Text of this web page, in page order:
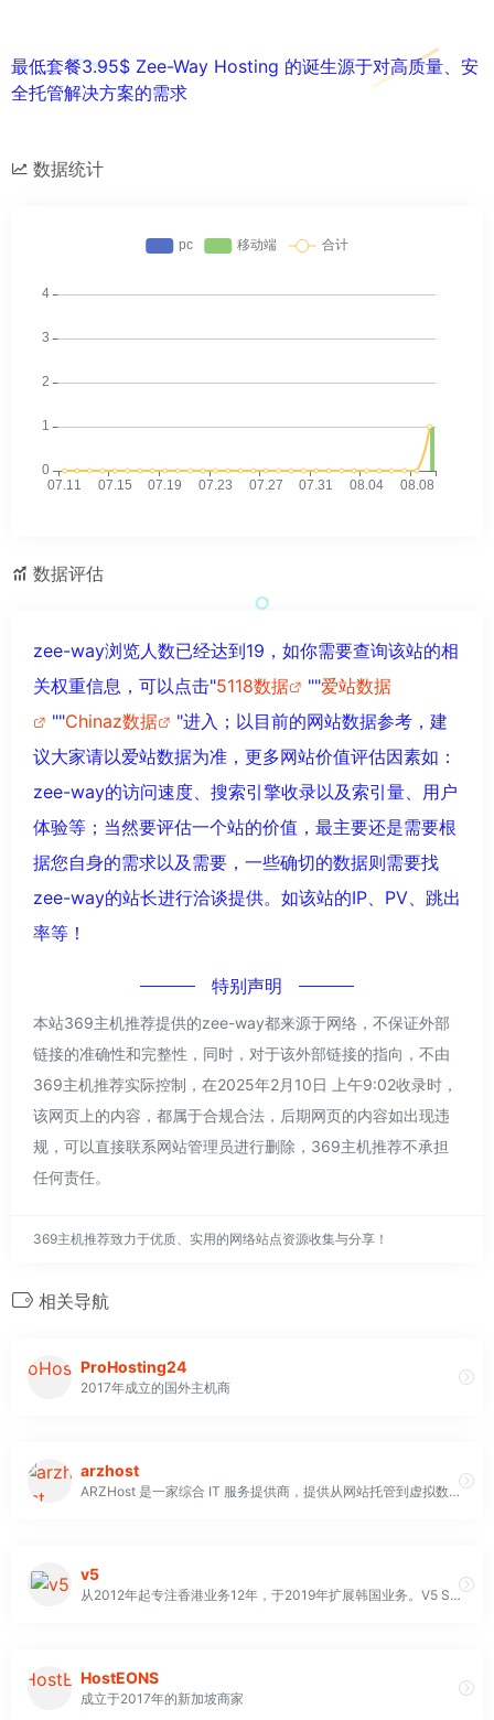
最低套餐3.95$ Zee-Way Hosting 的诞生源于对高质量、安
全托管解决方案的需求
数据统计
数据评估
zee-way浏览人数已经达到19，如你需要查询该站的相
关权重信息，可以点击"5118数据 ""爱站数据
""Chinaz数据
"进入；以目前的网站数据参考，建
议大家请以爱站数据为准，更多网站价值评估因素如：
zee-way的访问速度、搜索引擎收录以及索引量、用户
体验等；当然要评估一个站的价值，最主要还是需要根
据您自身的需求以及需要，一些确切的数据则需要找
zee-way的站长进行洽谈提供。如该站的IP、PV、跳出
率等！
特别声明
本站369主机推荐提供的zee-way都来源于网络，不保证外部
链接的准确性和完整性，同时，对于该外部链接的指向，不由
369主机推荐实际控制，在2025年2月10日 上午9:02收录时，
该网页上的内容，都属于合规合法，后期网页的内容如出现违
规，可以直接联系网站管理员进行删除，369主机推荐不承担
任何责任。
369主机推荐致力于优质、实用的网络站点资源收集与分享！
相关导航
ProHosting24
2017年成立的国外主机商
arzhost
ARZHost 是一家综合 IT 服务提供商，提供从网站托管到虚拟数据中心、专用服务器和存储解决方案等各种解决方案。
v5
从2012年起专注香港业务12年，于2019年扩展韩国业务。V5 Server 是您信赖的合作伙伴
HostEONS
成立于2017年的新加坡商家